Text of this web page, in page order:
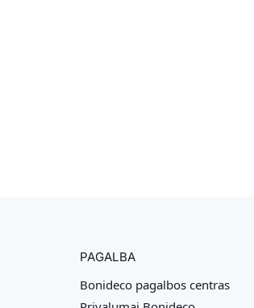
PAGALBA
Bonideco pagalbos centras